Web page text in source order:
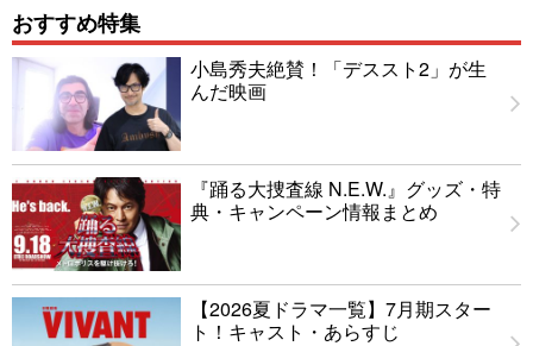
おすすめ特集
小島秀夫絶賛！「デススト2」が生
んだ映画
『踊る大捜査線 N.E.W.』グッズ・特
典・キャンペーン情報まとめ
【2026夏ドラマ一覧】7月期スター
ト！キャスト・あらすじ